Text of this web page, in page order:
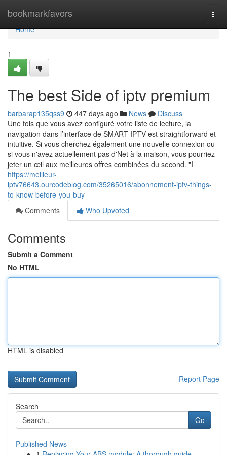
bookmarkfavors
Home
Home
1
The best Side of iptv premium
barbarap135qss9 447 days ago News
Discuss
Une fois que vous avez configuré votre liste de lecture, la
navigation dans l’interface de SMART IPTV est straightforward et
intuitive. Si vous cherchez également une nouvelle connexion ou
si vous n'avez actuellement pas d'Net à la maison, vous pourriez
jeter un œil aux meilleures offres combinées du second. "I
https://meilleur-
iptv76643.ourcodeblog.com/35265016/abonnement-iptv-things-
to-know-before-you-buy
Comments
Who Upvoted
Comments
Submit a Comment
No HTML
HTML is disabled
Report Page
Search
Go
Published News